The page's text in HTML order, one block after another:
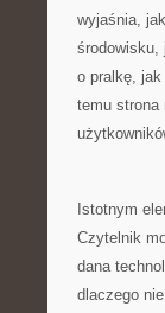
wyjaśnia,
środowisku,
o pralkę,
temu strona
Istotnym
Czytelnik
dana
dlaczego